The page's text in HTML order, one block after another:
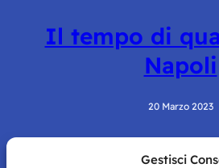
Gestisci
Il tempo di
Napoli
20 Marzo 2023